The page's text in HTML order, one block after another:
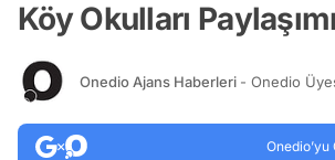
Köy Okulları
Onedio Ajans Haberleri - Onedio